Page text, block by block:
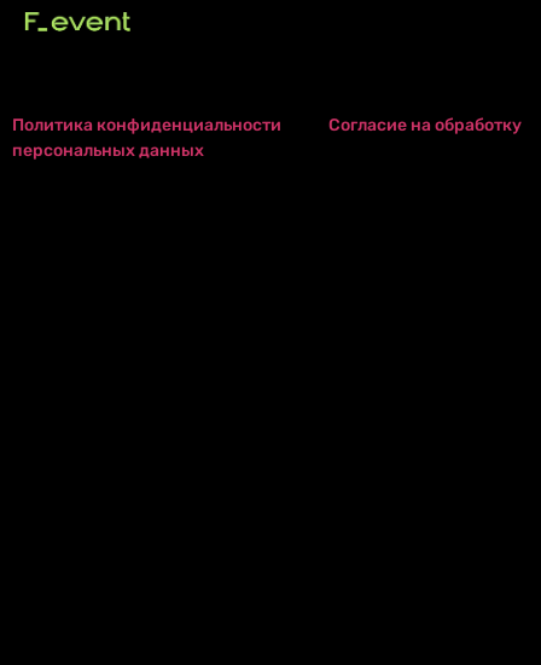
Политика конфиденциальности
Согласие на обработку
персональных данных